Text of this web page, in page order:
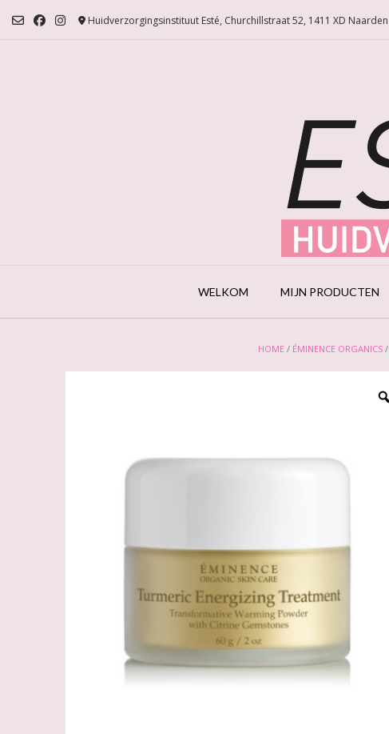
naar
Huidverzorgingsinstituut Esté, Churchillstraat 52, 1411 XD Naarden
WELKOM MIJN PRODUCTEN
HOME / ÉMINENCE ORGANICS /